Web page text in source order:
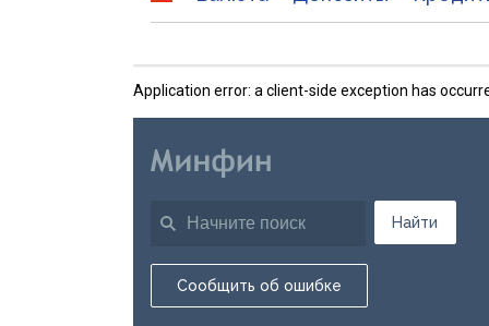
Application error: a client-side exception has
Найти
Сообщить об ошибке